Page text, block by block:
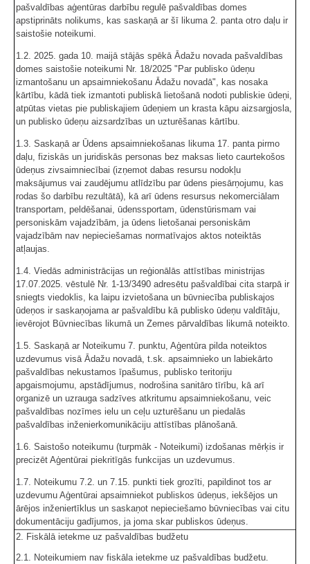
pašvaldības aģentūras darbību regulē pašvaldības domes
apstiprināts nolikums, kas saskaņā ar šī likuma 2. panta otro daļu ir
saistošie noteikumi.
1.2. 2025. gada 10. maijā stājās spēkā Ādažu novada pašvaldības
domes saistošie noteikumi Nr. 18/2025 "Par publisko ūdeņu
izmantošanu un apsaimniekošanu Ādažu novadā", kas nosaka
kārtību, kādā tiek izmantoti publiskā lietošanā nodoti publiskie ūdeņi,
atpūtas vietas pie publiskajiem ūdeņiem un krasta kāpu aizsargjosla,
un publisko ūdeņu aizsardzības un uzturēšanas kārtību.
1.3. Saskaņā ar Ūdens apsaimniekošanas likuma 17. panta pirmo
daļu, fiziskās un juridiskās personas bez maksas lieto caurtekošos
ūdeņus zivsaimniecībai (izņemot dabas resursu nodokļu
maksājumus vai zaudējumu atlīdzību par ūdens piesārņojumu, kas
rodas šo darbību rezultātā), kā arī ūdens resursus nekomerciālam
transportam, peldēšanai, ūdenssportam, ūdenstūrismam vai
personiskām vajadzībām, ja ūdens lietošanai personiskām
vajadzībām nav nepieciešamas normatīvajos aktos noteiktās
atļaujas.
1.4. Viedās administrācijas un reģionālās attīstības ministrijas
17.07.2025. vēstulē Nr. 1-13/3490 adresētu pašvaldībai cita starpā ir
sniegts viedoklis, ka laipu izvietošana un būvniecība publiskajos
ūdeņos ir saskaņojama ar pašvaldību kā publisko ūdeņu valdītāju,
ievērojot Būvniecības likumā un Zemes pārvaldības likumā noteikto.
1.5. Saskaņā ar Noteikumu 7. punktu, Aģentūra pilda noteiktos
uzdevumus visā Ādažu novadā, t.sk. apsaimnieko un labiekārto
pašvaldības nekustamos īpašumus, publisko teritoriju
apgaismojumu, apstādījumus, nodrošina sanitāro tīrību, kā arī
organizē un uzrauga sadzīves atkritumu apsaimniekošanu, veic
pašvaldības nozīmes ielu un ceļu uzturēšanu un piedalās
pašvaldības inženierkomunikāciju attīstības plānošanā.
1.6. Saistošo noteikumu (turpmāk - Noteikumi) izdošanas mērķis ir
precizēt Aģentūrai piekritīgās funkcijas un uzdevumus.
1.7. Noteikumu 7.2. un 7.15. punkti tiek grozīti, papildinot tos ar
uzdevumu Aģentūrai apsaimniekot publiskos ūdeņus, iekšējos un
ārējos inženiertīklus un saskaņot nepieciešamo būvniecības vai citu
dokumentāciju gadījumos, ja joma skar publiskos ūdeņus.
2. Fiskālā ietekme uz pašvaldības budžetu
2.1. Noteikumiem nav fiskāla ietekme uz pašvaldības budžetu.